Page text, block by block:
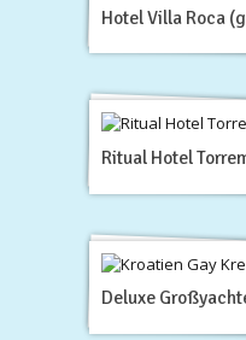
Hotel Villa Roca
Ritual Hotel
Deluxe